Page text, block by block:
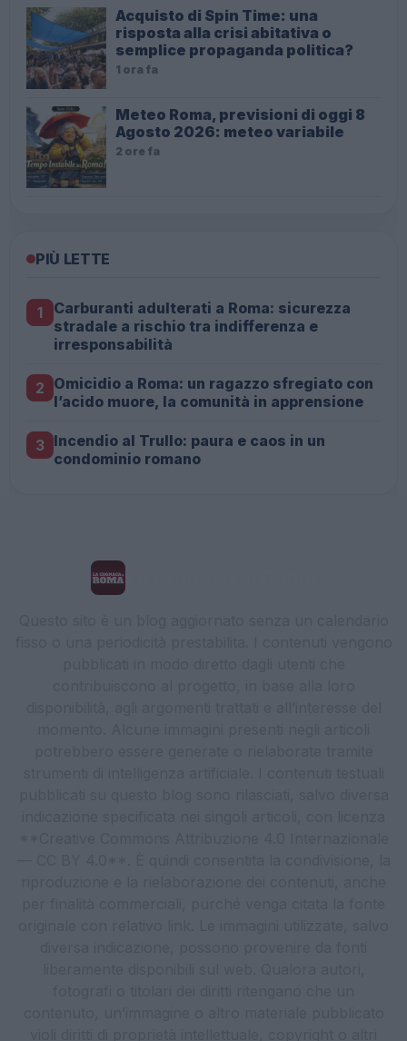
Acquisto di Spin Time: una
risposta alla crisi abitativa o
semplice propaganda politica?
1 ora fa
Meteo Roma, previsioni di oggi 8
Agosto 2026: meteo variabile
2 ore fa
PIÙ LETTE
1
Carburanti adulterati a Roma: sicurezza
stradale a rischio tra indifferenza e
irresponsabilità
2 Omicidio a Roma: un ragazzo sfregiato con
l’acido muore, la comunità in apprensione
3 Incendio al Trullo: paura e caos in un
condominio romano